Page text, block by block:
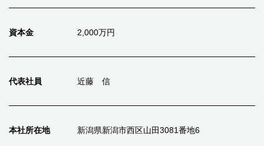
資本金 2,000万円
代表社員 近藤 信
本社所在地 新潟県新潟市西区山田3081番地6